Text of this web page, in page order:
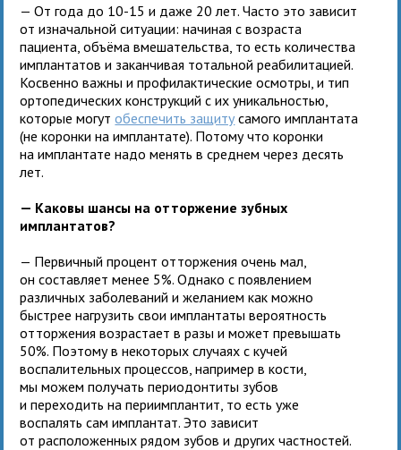
— От года до 10-15 и даже 20 лет. Часто это зависит
от изначальной ситуации: начиная с возраста
пациента, объёма вмешательства, то есть количества
имплантатов и заканчивая тотальной реабилитацией.
Косвенно важны и профилактические осмотры, и тип
ортопедических конструкций с их уникальностью,
которые могутобеспечить защиту самого имплантата
(не коронки на имплантате). Потому что коронки
на имплантате надо менять в среднем через десять
лет.
— Каковы шансы на отторжение зубных
имплантатов?
— Первичный процент отторжения очень мал,
он составляет менее 5%. Однако с появлением
различных заболеваний и желанием как можно
быстрее нагрузить свои имплантаты вероятность
отторжения возрастает в разы и может превышать
50%. Поэтому в некоторых случаях с кучей
воспалительных процессов, например в кости,
мы можем получать периодонтиты зубов
и переходить на периимплантит, то есть уже
воспалять сам имплантат. Это зависит
от расположенных рядом зубов и других частностей.